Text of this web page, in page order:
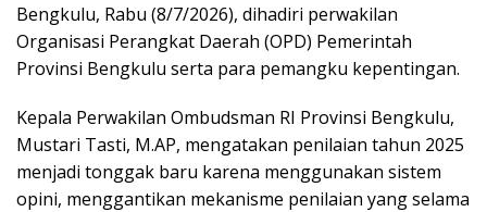
Bengkulu, Rabu (8/7/2026), dihadiri perwakilan
Organisasi Perangkat Daerah (OPD) Pemerintah
Provinsi Bengkulu serta para pemangku kepentingan.
Kepala Perwakilan Ombudsman RI Provinsi Bengkulu,
Mustari Tasti, M.AP, mengatakan penilaian tahun 2025
menjadi tonggak baru karena menggunakan sistem
opini, menggantikan mekanisme penilaian yang selama